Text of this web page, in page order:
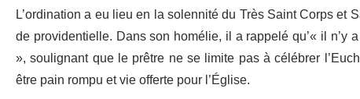
L’ordination a eu lieu en la solennité du Très Saint Corps
de providentielle. Dans son homélie, il a rappelé qu’« il
», soulignant que le prêtre ne se limite pas à célébrer
être pain rompu et vie offerte pour l’Église.